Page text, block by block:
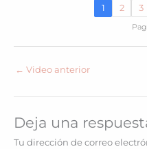
1 2 3
← Video anterior
Deja una
Tu dirección de correo